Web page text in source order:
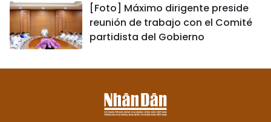
[Foto] Máximo dirigente preside
reunión de trabajo con el Comité
partidista del Gobierno